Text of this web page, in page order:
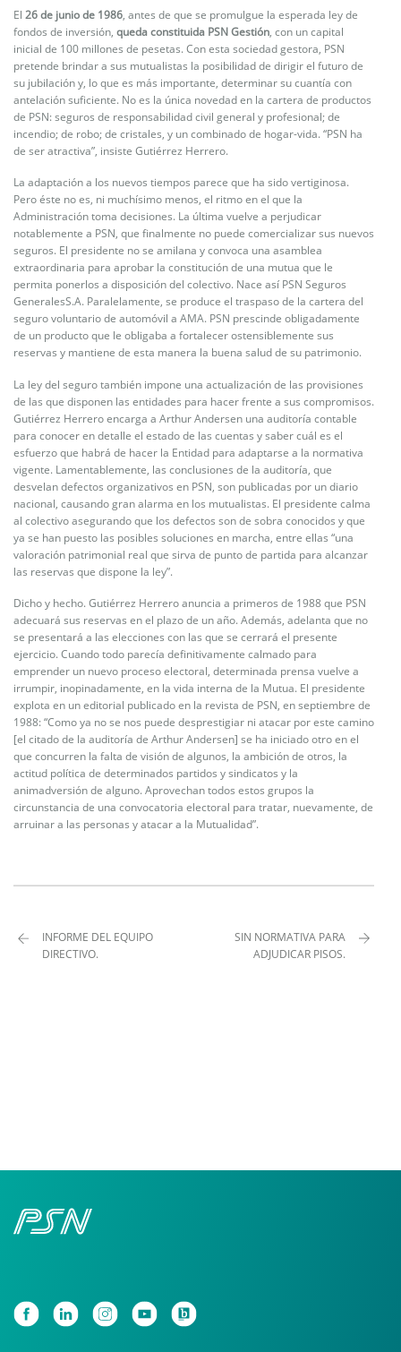
El 26 de junio de 1986, antes de que se promulgue la esperada ley de
fondos de inversión, queda constituida PSN Gestión, con un capital
inicial de 100 millones de pesetas. Con esta sociedad gestora, PSN
pretende brindar a sus mutualistas la posibilidad de dirigir el futuro de
su jubilación y, lo que es más importante, determinar su cuantía con
antelación suficiente. No es la única novedad en la cartera de productos
de PSN: seguros de responsabilidad civil general y profesional; de
incendio; de robo; de cristales, y un combinado de hogar-vida. “PSN ha
de ser atractiva”, insiste Gutiérrez Herrero.
La adaptación a los nuevos tiempos parece que ha sido vertiginosa.
Pero éste no es, ni muchísimo menos, el ritmo en el que la
Administración toma decisiones. La última vuelve a perjudicar
notablemente a PSN, que finalmente no puede comercializar sus nuevos
seguros. El presidente no se amilana y convoca una asamblea
extraordinaria para aprobar la constitución de una mutua que le
permita ponerlos a disposición del colectivo. Nace así PSN Seguros
GeneralesS.A. Paralelamente, se produce el traspaso de la cartera del
seguro voluntario de automóvil a AMA. PSN prescinde obligadamente
de un producto que le obligaba a fortalecer ostensiblemente sus
reservas y mantiene de esta manera la buena salud de su patrimonio.
La ley del seguro también impone una actualización de las provisiones
de las que disponen las entidades para hacer frente a sus compromisos.
Gutiérrez Herrero encarga a Arthur Andersen una auditoría contable
para conocer en detalle el estado de las cuentas y saber cuál es el
esfuerzo que habrá de hacer la Entidad para adaptarse a la normativa
vigente. Lamentablemente, las conclusiones de la auditoría, que
desvelan defectos organizativos en PSN, son publicadas por un diario
nacional, causando gran alarma en los mutualistas. El presidente calma
al colectivo asegurando que los defectos son de sobra conocidos y que
ya se han puesto las posibles soluciones en marcha, entre ellas “una
valoración patrimonial real que sirva de punto de partida para alcanzar
las reservas que dispone la ley”.
Dicho y hecho. Gutiérrez Herrero anuncia a primeros de 1988 que PSN
adecuará sus reservas en el plazo de un año. Además, adelanta que no
se presentará a las elecciones con las que se cerrará el presente
ejercicio. Cuando todo parecía definitivamente calmado para
emprender un nuevo proceso electoral, determinada prensa vuelve a
irrumpir, inopinadamente, en la vida interna de la Mutua. El presidente
explota en un editorial publicado en la revista de PSN, en septiembre de
1988: “Como ya no se nos puede desprestigiar ni atacar por este camino
[el citado de la auditoría de Arthur Andersen] se ha iniciado otro en el
que concurren la falta de visión de algunos, la ambición de otros, la
actitud política de determinados partidos y sindicatos y la
animadversión de alguno. Aprovechan todos estos grupos la
circunstancia de una convocatoria electoral para tratar, nuevamente, de
arruinar a las personas y atacar a la Mutualidad”.
INFORME DEL EQUIPO
DIRECTIVO.
SIN NORMATIVA PARA
ADJUDICAR PISOS.